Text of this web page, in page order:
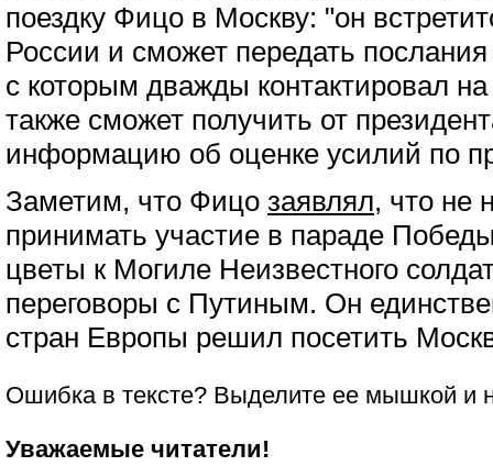
поездку Фицо в Москву: "он
России и сможет передать
с которым дважды контактировал
также сможет получить от
информацию об оценке усилий по
Заметим, что Фицо заявлял, что не
принимать участие в параде
цветы к Могиле Неизвестного
переговоры с Путиным. Он
стран Европы решил посетить
Ошибка в тексте? Выделите ее мышкой и
Уважаемые читатели!